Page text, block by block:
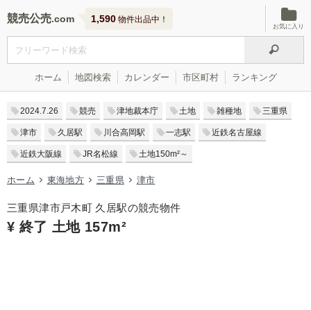
競売公売 1,590 物件出品中！
お気に入り
ホーム 地図検索 カレンダー 市区町村 ランキング
2024.7.26 競売 津地裁本庁 土地 雑種地 三重県
津市 久居駅 川合高岡駅 一志駅 近鉄名古屋線
近鉄大阪線 JR名松線 土地150m²～
ホーム 東海地方 三重県 津市
三重県津市戸木町 久居駅の競売物件
¥ 終了 土地 157m²